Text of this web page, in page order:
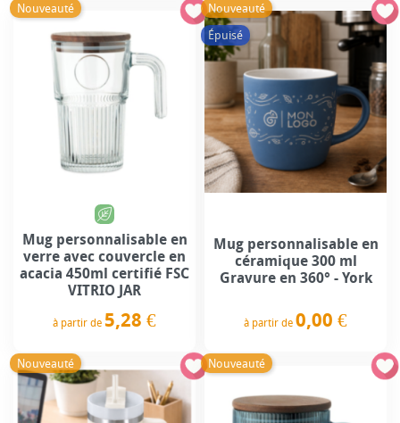
Nouveauté
Mug personnalisable en
verre avec couvercle en
acacia 450ml certifié FSC
VITRIO JAR
à partir de 5,28 €
Nouveauté
Épuisé
Mug personnalisable en
céramique 300 ml
Gravure en 360° - York
à partir de 0,00 €
Nouveauté Nouveauté